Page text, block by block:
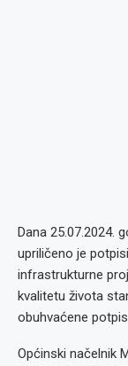
Dana 25.07.2024.
upriličeno je
infrastrukturne
kvalitetu života
obuhvaćene
Općinski načelnik